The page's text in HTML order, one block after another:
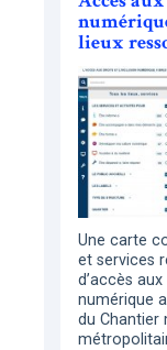
lieux
Une carte
et services
d’accès
numérique
du Chantier